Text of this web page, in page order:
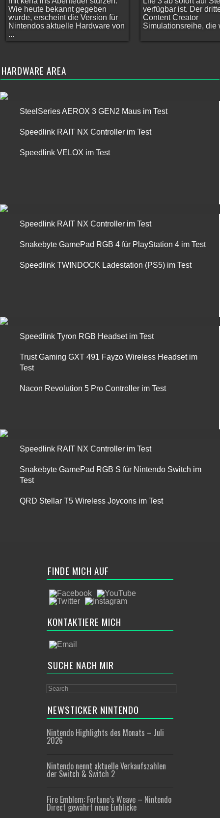
Wie heute bekannt gegeben
wurde, erscheint die Version für
Nintendos aktuelle Hardware von
...
verfügbar ist. Der
Content Creator
Simulationsreihe, die
HARDWARE AREA
SteelSeries AEROX 3 GEN2 Maus im Test
Speedlink RAIT NX Controller im Test
Speedlink VELOX im Test
Speedlink RAIT NX Controller im Test
Snakebyte GamePad RGB 4 für PlayStation 4 im Test
Speedlink TWINDOCK Ladestation (PS5) im Test
Speedlink Tyron RGB Headset im Test
Trust Gaming GXT 491 Fayzo Wireless Headset im
Test
Nacon Revolution 5 Pro Controller im Test
Speedlink RAIT NX Controller im Test
Snakebyte GamePad RGB S für Nintendo Switch im
Test
QRD Stellar T5 Wireless Joycons im Test
FINDE MICH AUF
KONTAKTIERE MICH
SUCHE NACH MIR
NEWSTICKER NINTENDO
Nintendo Highlights des Monats – Juli
2026
Nintendo nennt aktuelle Verkaufszahlen
der Switch & Switch 2
Fire Emblem: Fortune’s Weave – Nintendo
Direct gewährt neue Einblicke